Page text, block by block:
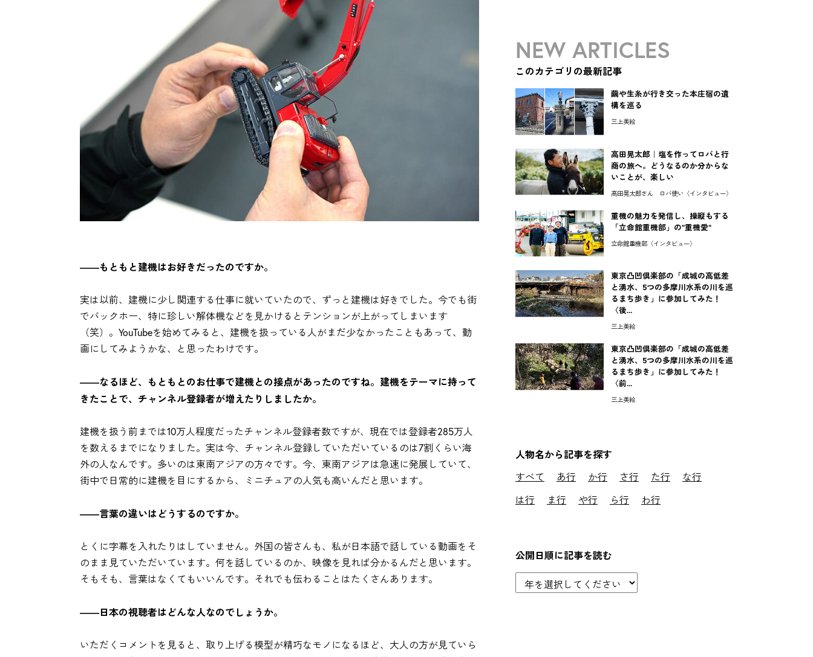
――もともと建機はお好きだったのですか。
実は以前、建機に少し関連する仕事に就いていたので、ずっと建機は好きでした。今でも街
でバックホー、特に珍しい解体機などを見かけるとテンションが上がってしまいます
（笑）。YouTubeを始めてみると、建機を扱っている人がまだ少なかったこともあって、動
画にしてみようかな、と思ったわけです。
――なるほど、もともとのお仕事で建機との接点があったのですね。建機をテーマに持って
きたことで、チャンネル登録者が増えたりしましたか。
建機を扱う前までは10万人程度だったチャンネル登録者数ですが、現在では登録者285万人
を数えるまでになりました。実は今、チャンネル登録していただいているのは7割くらい海
外の人なんです。多いのは東南アジアの方々です。今、東南アジアは急速に発展していて、
街中で日常的に建機を目にするから、ミニチュアの人気も高いんだと思います。
――言葉の違いはどうするのですか。
とくに字幕を入れたりはしていません。外国の皆さんも、私が日本語で話している動画をそ
のまま見ていただいています。何を話しているのか、映像を見れば分かるんだと思います。
そもそも、言葉はなくてもいいんです。それでも伝わることはたくさんあります。
――日本の視聴者はどんな人なのでしょうか。
いただくコメントを見ると、取り上げる模型が精巧なモノになるほど、大人の方が見ていら
NEW ARTICLES
このカテゴリの最新記事
繭や生糸が行き交った本庄宿の遺
構を巡る
三上美絵
高田晃太郎｜塩を作ってロバと行
商の旅へ。どうなるのか分からな
いことが、楽しい
高田晃太郎さん ロバ使い〈インタビュー〉
重機の魅力を発信し、操縦もする
「立命館重機部」の"重機愛"
立命館重機部〈インタビュー〉
東京凸凹倶楽部の「成城の高低差
と湧水、5つの多摩川水系の川を巡
るまち歩き」に参加してみた！
〈後...
三上美絵
東京凸凹倶楽部の「成城の高低差
と湧水、5つの多摩川水系の川を巡
るまち歩き」に参加してみた！
〈前...
三上美絵
人物名から記事を探す
すべて あ行 か行 さ行 た行
な行
は行
ま行 や行 ら行 わ行
公開日順に記事を読む